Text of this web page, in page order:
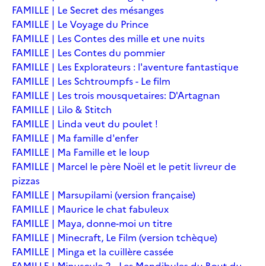
FAMILLE | Le Secret des mésanges
FAMILLE | Le Voyage du Prince
FAMILLE | Les Contes des mille et une nuits
FAMILLE | Les Contes du pommier
FAMILLE | Les Explorateurs : l'aventure fantastique
FAMILLE | Les Schtroumpfs - Le film
FAMILLE | Les trois mousquetaires: D'Artagnan
FAMILLE | Lilo & Stitch
FAMILLE | Linda veut du poulet !
FAMILLE | Ma famille d'enfer
FAMILLE | Ma Famille et le loup
FAMILLE | Marcel le père Noël et le petit livreur de
pizzas
FAMILLE | Marsupilami (version française)
FAMILLE | Maurice le chat fabuleux
FAMILLE | Maya, donne-moi un titre
FAMILLE | Minecraft, Le Film (version tchèque)
FAMILLE | Minga et la cuillère cassée